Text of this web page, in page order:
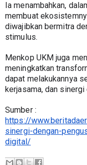
Ia menambahkan,
membuat
diwajibkan bermitra
stimulus.
Menkop UKM juga
meningkatkan
dapat melakukannya
kerjasama, dan
https://
sinergi-dengan-
digital/